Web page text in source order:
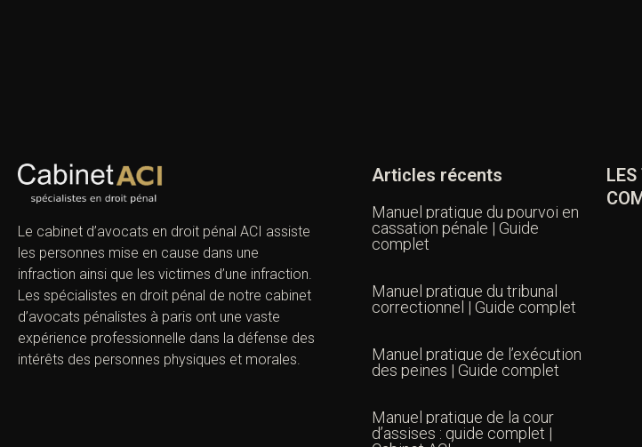
Le cabinet d’avocats en droit pénal ACI assiste
les personnes mise en cause dans une
infraction ainsi que les victimes d’une infraction.
Les spécialistes en droit pénal de notre cabinet
d’avocats pénalistes à paris ont une vaste
expérience professionnelle dans la défense des
intérêts des personnes physiques et morales.
Articles récents
Manuel pratique du pourvoi en
cassation pénale | Guide
complet
Manuel pratique du tribunal
correctionnel | Guide complet
Manuel pratique de l’exécution
des peines | Guide complet
Manuel pratique de la cour
d’assises : guide complet |
LES